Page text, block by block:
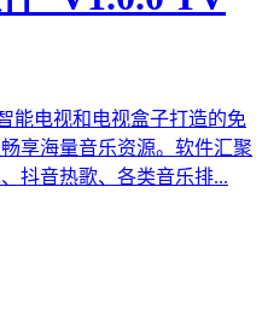
能电视和电视盒子打造的免
享海量音乐资源。软件汇聚
抖音热歌、各类音乐排...